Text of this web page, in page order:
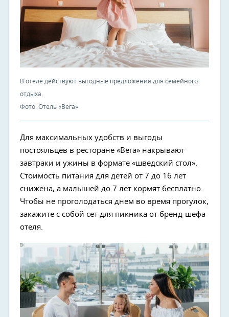
В отеле действуют выгодные предложения для семейного
отдыха.
Фото: Отель «Вега»
Для максимальных удобств и выгоды
постояльцев в ресторане «Вега» накрывают
завтраки и ужины в формате «шведский стол».
Стоимость питания для детей от 7 до 16 лет
снижена, а малышей до 7 лет кормят бесплатно.
Чтобы не проголодаться днем во время прогулок,
закажите с собой сет для пикника от бренд-шефа
отеля.